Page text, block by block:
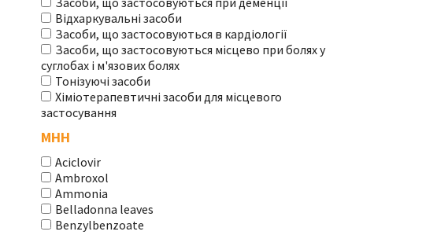
Відхаркувальні засоби
Засоби, що застосовуються в кардіології
Засоби, що застосовуються місцево при болях у
суглобах і м'язових болях
Тонізуючі засоби
Хіміотерапевтичні засоби для місцевого
застосування
МНН
Aciclovir
Ambroxol
Ammonia
Belladonna leaves
Benzylbenzoate